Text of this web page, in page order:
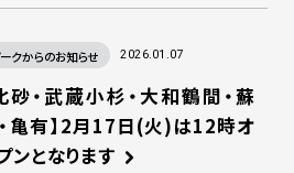
クからのお知らせ 2026.01.07
砂・武蔵小杉・大和鶴間・蘇
亀有】2月17日(火)は12時オ
ンとなります